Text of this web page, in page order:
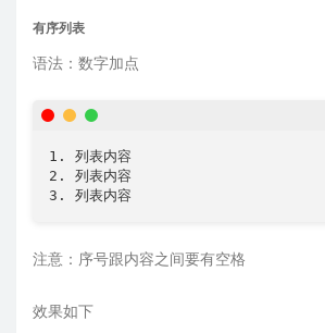
有序列表
语法：数字加点
1. 列表内容
2. 列表内容
3. 列表内容
注意：序号跟内容之间要有空格
效果如下